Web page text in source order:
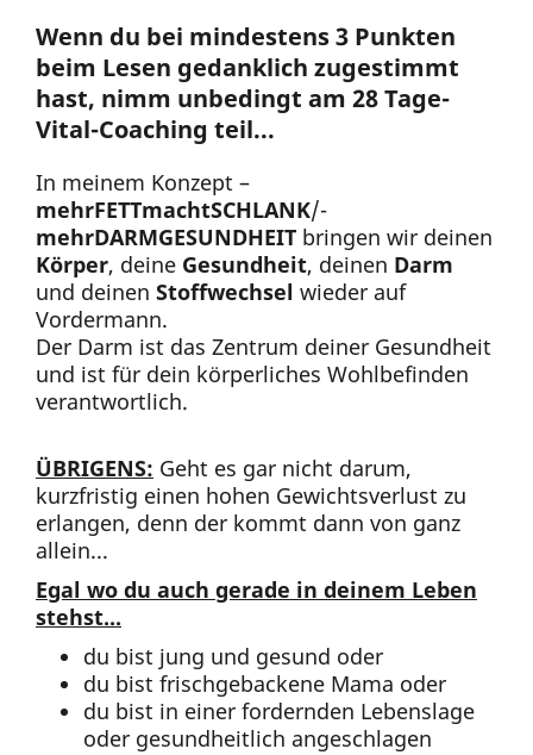
Wenn du bei mindestens 3 Punkten
beim Lesen gedanklich zugestimmt
hast, nimm unbedingt am 28 Tage-
Vital-Coaching teil...
In meinem Konzept –
mehrFETTmachtSCHLANK/-
mehrDARMGESUNDHEIT bringen wir deinen
Körper, deine Gesundheit, deinen Darm
und deinen Stoffwechsel wieder auf
Vordermann.
Der Darm ist das Zentrum deiner Gesundheit
und ist für dein körperliches Wohlbefinden
verantwortlich.
ÜBRIGENS: Geht es gar nicht darum,
kurzfristig einen hohen Gewichtsverlust zu
erlangen, denn der kommt dann von ganz
allein...
Egal wo du auch gerade in deinem Leben
stehst...
du bist jung und gesund oder
du bist frischgebackene Mama oder
du bist in einer fordernden Lebenslage
oder gesundheitlich angeschlagen